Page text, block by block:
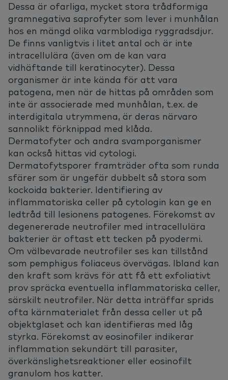
Dessa är ofarliga, mycket stora trådformiga
gramnegativa saprofyter som lever i munhålan
hos en mängd olika varmblodiga ryggradsdjur.
De finns vanligtvis i litet antal och är inte
intracellulära (även om de kan vara
vidhäftande till keratinocyter). Dessa
organismer är inte kända för att vara
patogena, men när de hittas på områden som
inte är associerade med munhålan, t.ex. de
interdigitala utrymmena, är deras närvaro
sannolikt förknippad med klåda.
Dermatofyter och andra svamporganismer
kan också hittas vid cytologi.
Dermatofytsporer framträder ofta som runda
sfärer som är ungefär dubbelt så stora som
kockoida bakterier. Identifiering av
inflammatoriska celler på cytologin kan ge en
ledtråd till lesionens patogenes. Förekomst av
degenererade neutrofiler med intracellulära
bakterier är oftast ett tecken på pyodermi.
Om välbevarade neutrofiler ses kan tillstånd
som pemphigus foliaceus övervägas. Ibland kan
den kraft som krävs för att få ett exfoliativt
prov spräcka eventuella inflammatoriska celler,
särskilt neutrofiler. När detta inträffar sprids
ofta kärnmaterialet från dessa celler ut på
objektglaset och kan identifieras med låg
styrka. Förekomst av eosinofiler indikerar
inflammation sekundärt till parasiter,
överkänslighetsreaktioner eller eosinofilt
granulom hos katter.